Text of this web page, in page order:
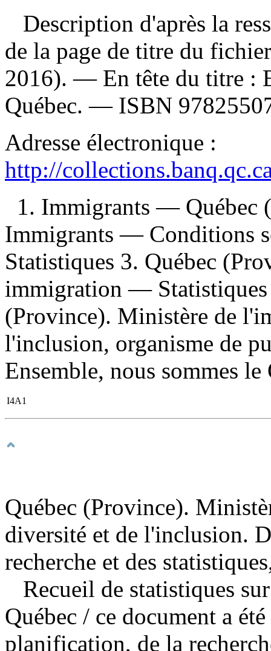
Description d'après la
de la page de titre du
2016). — En tête du titre :
Québec. — ISBN
Adresse électronique :
http://
1. Immigrants — Québec
Immigrants — Conditions
Statistiques 3. Québec
immigration — Statistiques
(Province). Ministère de
l'inclusion, organisme de
Ensemble, nous sommes le
I4A1
Québec (Province).
diversité et de l'inclusion.
recherche et des
Recueil de statistiques
Québec / ce document a
planification, de la